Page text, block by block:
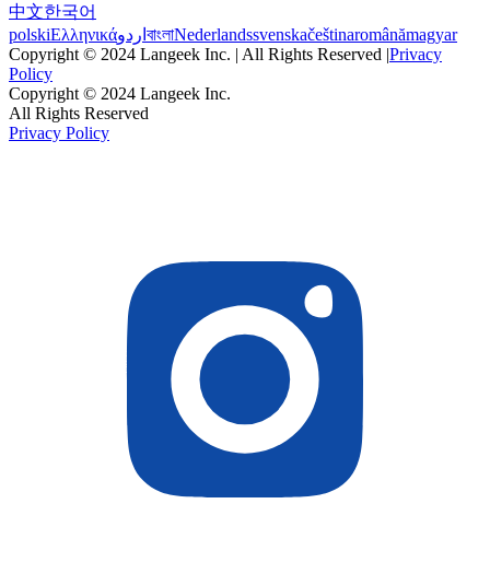
中文한국어
polskiΕλληνικάاردو বাংলাNederlandssvenskačeštinaromânămagyar
Copyright © 2024 Langeek Inc. | All Rights Reserved |Privacy
Policy
Copyright © 2024 Langeek Inc.
All Rights Reserved
Privacy Policy